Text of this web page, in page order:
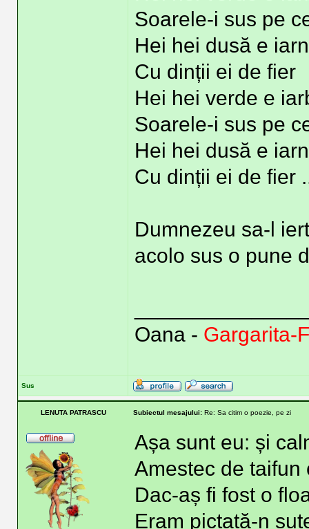
Soarele-i sus pe
Hei hei dusă e
Cu dinții ei de fier
Hei hei verde e
Soarele-i sus pe
Hei hei dusă e
Cu dinții ei de fier
Dumnezeu sa-l
acolo sus o pune
Oana - Gargarita-
Sus
LENUTA PATRASCU Subiectul mesajului: Re: Sa citim o poezie, pe zi
Așa sunt eu: și
Amestec de taifun
Dac-aș fi fost o
Eram pictată-n